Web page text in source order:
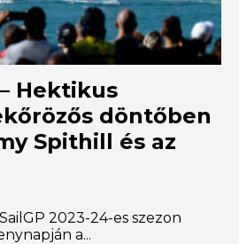
Hektikus
döntőben
Spithill és az
2023-24-es szezon
a...